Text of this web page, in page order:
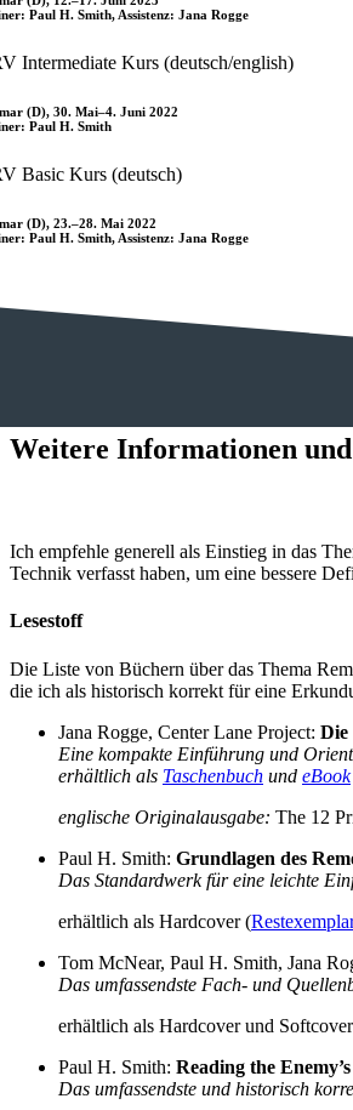
Paul H. Smith, Assistenz: Jana Rogge
Intermediate Kurs (deutsch/english)
(D), 30. Mai–4. Juni 2022
Paul H. Smith
Basic Kurs (deutsch)
(D), 23.–28. Mai 2022
Paul H. Smith, Assistenz: Jana Rogge
Weitere Informationen
Ich empfehle generell als Einstieg in das
Technik verfasst haben, um eine bessere
Lesestoff
Die Liste von Büchern über das Thema
die ich als historisch korrekt für eine
Jana Rogge, Center Lane Project: Die
Eine kompakte Einführung und
erhältlich als Taschenbuch und eBook
englische Originalausgabe: The 12
Paul H. Smith: Grundlagen des
Das Standardwerk für eine leichte
erhältlich als Hardcover (
Tom McNear, Paul H. Smith, Jana
Das umfassendste Fach- und
erhältlich als Hardcover und
Paul H. Smith: Reading the
Das umfassendste und historisch